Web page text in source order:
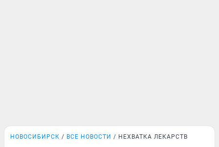
НОВОСИБИРСК ВСЕ НОВОСТИ НЕХВАТКА ЛЕКАРСТВ